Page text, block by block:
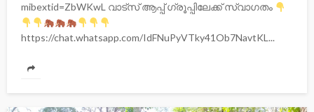
mibextid=ZbWKwL വാട്സ് ആപ്പ് ഗ്രൂപ്പിലേക്ക് സ്വാഗതം
https://chat.whatsapp.com/IdFNuPyVTky41Ob7NavtKL...